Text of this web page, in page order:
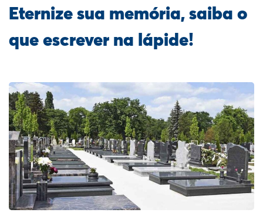
Eternize sua memória, saiba o
que escrever na lápide!